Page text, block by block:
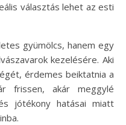
választás lehet az esti
gyümölcs, hanem egy
kezelésére. Aki
érdemes beiktatnia a
frissen, akár meggylé
jótékony hatásai miatt